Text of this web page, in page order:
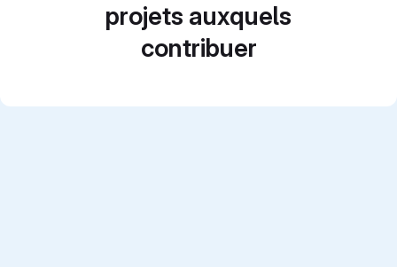
projets auxquels
contribuer